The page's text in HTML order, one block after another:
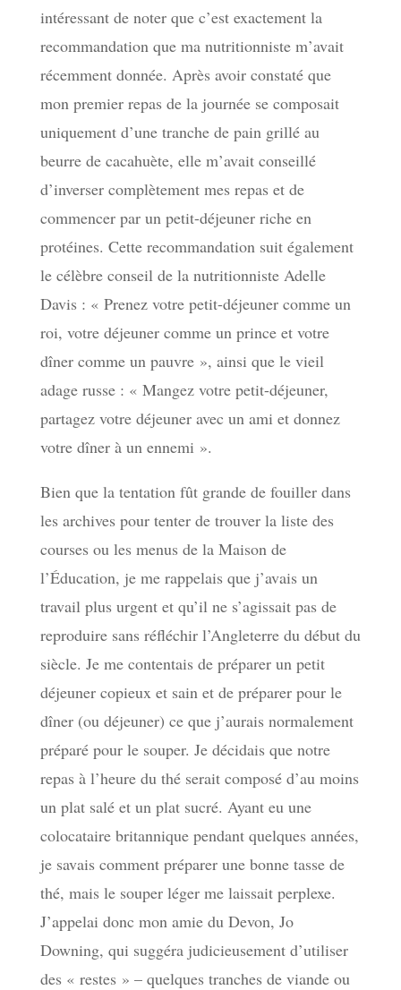
intéressant de noter que c’est exactement la
recommandation que ma nutritionniste m’avait
récemment donnée. Après avoir constaté que
mon premier repas de la journée se composait
uniquement d’une tranche de pain grillé au
beurre de cacahuète, elle m’avait conseillé
d’inverser complètement mes repas et de
commencer par un petit-déjeuner riche en
protéines. Cette recommandation suit également
le célèbre conseil de la nutritionniste Adelle
Davis : « Prenez votre petit-déjeuner comme un
roi, votre déjeuner comme un prince et votre
dîner comme un pauvre », ainsi que le vieil
adage russe : « Mangez votre petit-déjeuner,
partagez votre déjeuner avec un ami et donnez
votre dîner à un ennemi ».
Bien que la tentation fût grande de fouiller dans
les archives pour tenter de trouver la liste des
courses ou les menus de la Maison de
l’Éducation, je me rappelais que j’avais un
travail plus urgent et qu’il ne s’agissait pas de
reproduire sans réfléchir l’Angleterre du début du
siècle. Je me contentais de préparer un petit
déjeuner copieux et sain et de préparer pour le
dîner (ou déjeuner) ce que j’aurais normalement
préparé pour le souper. Je décidais que notre
repas à l’heure du thé serait composé d’au moins
un plat salé et un plat sucré. Ayant eu une
colocataire britannique pendant quelques années,
je savais comment préparer une bonne tasse de
thé, mais le souper léger me laissait perplexe.
J’appelai donc mon amie du Devon, Jo
Downing, qui suggéra judicieusement d’utiliser
des « restes » – quelques tranches de viande ou